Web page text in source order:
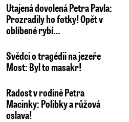
Utajená dovolená Petra Pavla:
Prozradily ho fotky! Opět v
oblíbené rybí…
Svědci o tragédii na jezeře
Most: Byl to masakr!
Radost v rodině Petra
Macinky: Polibky a růžová
oslava!